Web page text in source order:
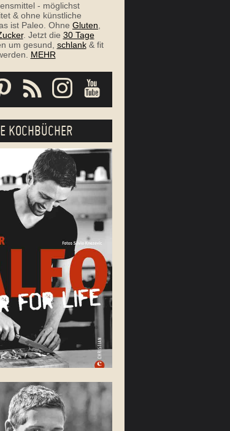
- möglichst
& ohne künstliche
ist Paleo. Ohne Gluten,
. Jetzt die 30 Tage
um gesund, schlank& fit
MEHR
KOCHBÜCHER